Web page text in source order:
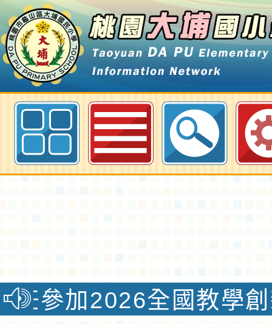
2025.12.24聖誕感恩才藝發表活動
全國教學創新國際